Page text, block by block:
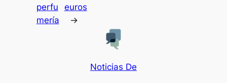
perfu
mería
euros
→
Noticias De